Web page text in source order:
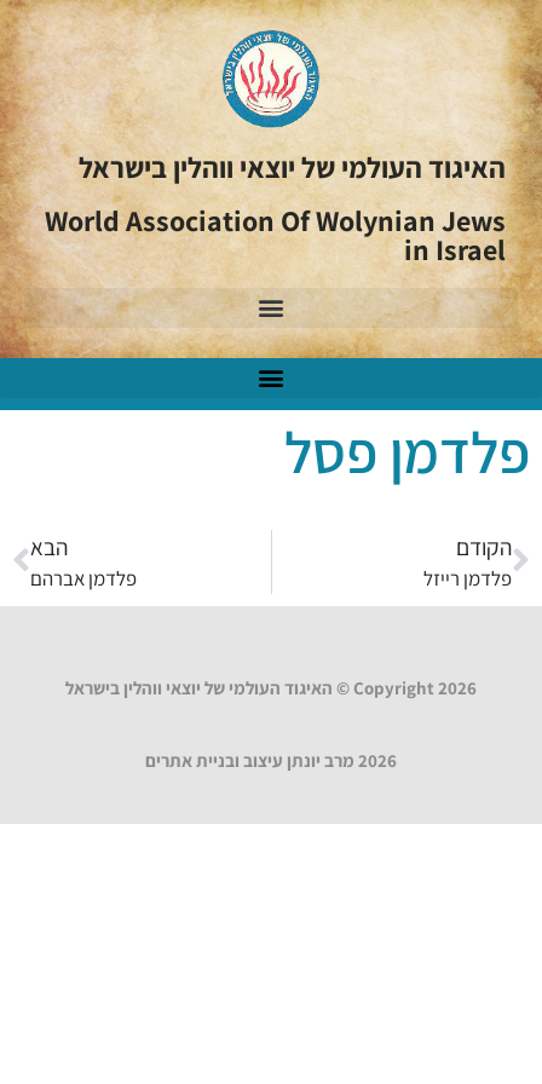
האיגוד העולמי של יוצאי ווהלין בישראל
World Association Of Wolynian Jews
in Israel
פלדמן פסל
הקודם
פלדמן רייזל
הבא
פלדמן אברהם
Copyright 2026 © האיגוד העולמי של יוצאי ווהלין בישראל
2026 מרב יונתן עיצוב ובניית אתרים